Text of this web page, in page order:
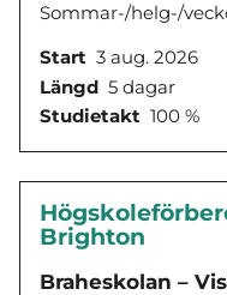
Sommar-/helg-/
Start 3 aug. 2026
Längd 5 dagar
Studietakt 100 %
Brighton
Braheskolan –